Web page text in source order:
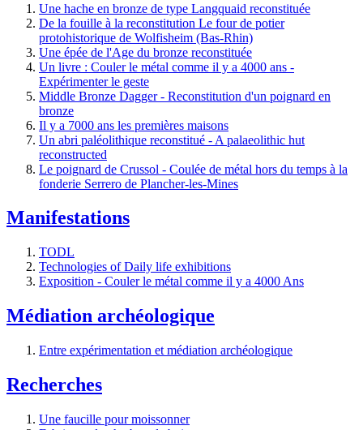
Une hache en bronze de type Langquaid reconstituée
De la fouille à la reconstitution Le four de potier
protohistorique de Wolfisheim (Bas-Rhin)
Une épée de l'Age du bronze reconstituée
Un livre : Couler le métal comme il y a 4000 ans -
Expérimenter le geste
Middle Bronze Dagger - Reconstitution d'un poignard en
bronze
Il y a 7000 ans les premières maisons
Un abri paléolithique reconstitué - A palaeolithic hut
reconstructed
Le poignard de Crussol - Coulée de métal hors du temps à la
fonderie Serrero de Plancher-les-Mines
Manifestations
TODL
Technologies of Daily life exhibitions
Exposition - Couler le métal comme il y a 4000 Ans
Médiation archéologique
Entre expérimentation et médiation archéologique
Recherches
Une faucille pour moissonner